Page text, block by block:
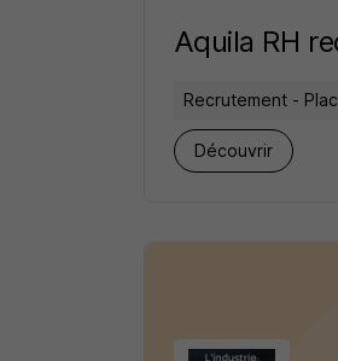
Aquila RH
Recrutement -
Découvrir